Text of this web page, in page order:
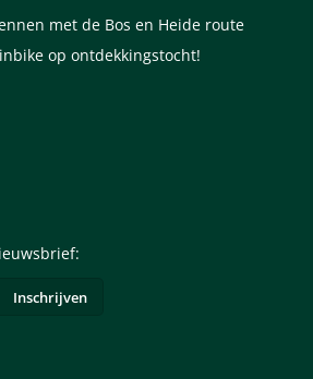
met de Bos en Heide route
op ontdekkingstocht!